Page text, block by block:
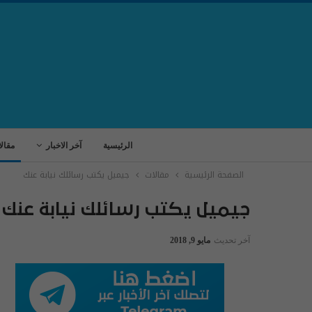
الرئيسية آخر الاخبار
الصفحة الرئيسية مقالات جيميل يكتب رسائلك نيابة عنك
جيميل يكتب رسائلك نيابة عنك
آخر تحديث مايو 9, 2018